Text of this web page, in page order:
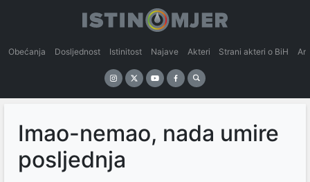
Obećanja Dosljednost Istinitost Najave Akteri Strani akteri o BiH
Imao-nemao, nada umire
posljednja